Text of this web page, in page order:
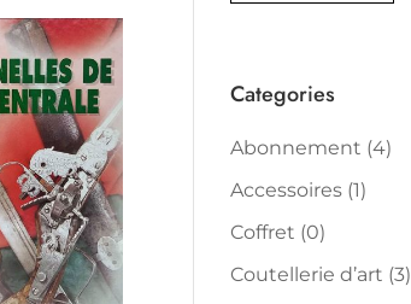
Categories
Abonnement (4)
Accessoires (1)
Coffret (0)
Coutellerie d’art (3)